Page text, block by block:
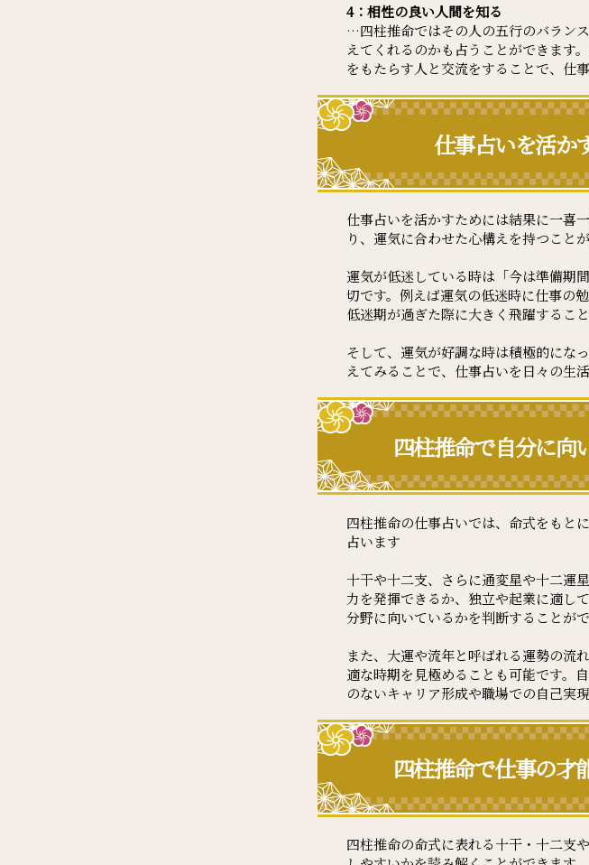
4：相性の良い人間を知る
…四柱推命ではその人の五行のバラン
えてくれるのかも占うことができます
をもたらす人と交流をすることで、仕事
仕事占いを活か
仕事占いを活かすためには結果に一喜
り、運気に合わせた心構えを持つことが
運気が低迷している時は「今は準備期
切です。例えば運気の低迷時に仕事の
低迷期が過ぎた際に大きく飛躍すること
そして、運気が好調な時は積極的にな
えてみることで、仕事占いを日々の生
四柱推命で自分に向
四柱推命の仕事占いでは、命式をもと
占います
十干や十二支、さらに通変星や十二運
力を発揮できるか、独立や起業に適し
分野に向いているかを判断することがで
また、大運や流年と呼ばれる運勢の流
適な時期を見極めることも可能です。
のないキャリア形成や職場での自己実現
四柱推命で仕事の才
四柱推命の命式に表れる十干・十二支